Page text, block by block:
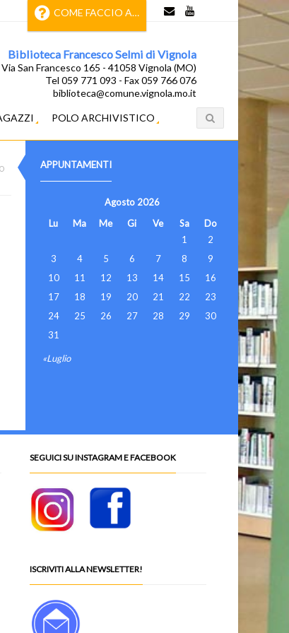
COME FACCIO A…
Biblioteca Francesco Selmi di Vignola
Via San Francesco 165 - 41058 Vignola (MO)
Tel 059 771 093 - Fax 059 766 076
biblioteca@comune.vignola.mo.it
POLO ARCHIVISTICO
APPUNTAMENTI
Agosto 2026
Lu
Ma Me Gi Ve Sa
Do
1
2
3
4 5 6 7 8
9
10
11 12 13 14 15
16
17
18 19 20 21 22
23
24
25 26 27 28 29
30
31
«Luglio
SEGUICI SU INSTAGRAM E FACEBOOK
ISCRIVITI ALLA NEWSLETTER!